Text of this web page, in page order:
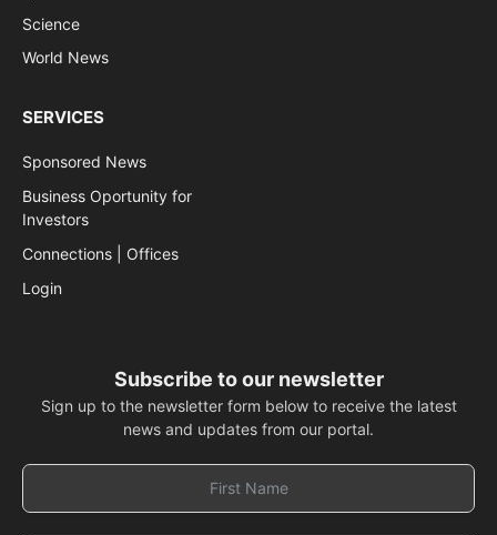
Science
World News
SERVICES
Sponsored News
Business Oportunity for
Investors
Connections | Offices
Login
Subscribe to our newsletter
Sign up to the newsletter form below to receive the latest
news and updates from our portal.